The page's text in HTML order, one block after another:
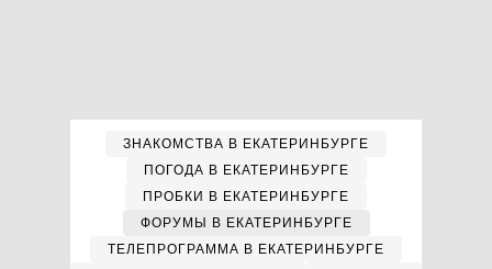
ЗНАКОМСТВА В ЕКАТЕРИНБУРГЕ
ПОГОДА В ЕКАТЕРИНБУРГЕ
ПРОБКИ В ЕКАТЕРИНБУРГЕ
ФОРУМЫ В ЕКАТЕРИНБУРГЕ
ТЕЛЕПРОГРАММА В ЕКАТЕРИНБУРГЕ